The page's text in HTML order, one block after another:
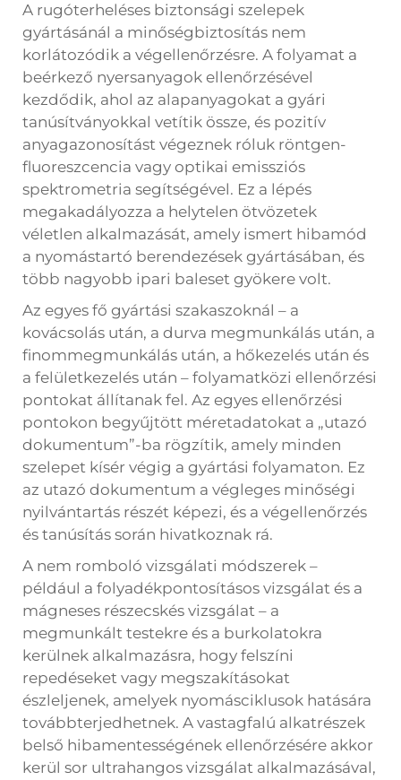
A rugóterheléses biztonsági szelepek
gyártásánál a minőségbiztosítás nem
korlátozódik a végellenőrzésre. A folyamat a
beérkező nyersanyagok ellenőrzésével
kezdődik, ahol az alapanyagokat a gyári
tanúsítványokkal vetítik össze, és pozitív
anyagazonosítást végeznek róluk röntgen-
fluoreszcencia vagy optikai emissziós
spektrometria segítségével. Ez a lépés
megakadályozza a helytelen ötvözetek
véletlen alkalmazását, amely ismert hibamód
a nyomástartó berendezések gyártásában, és
több nagyobb ipari baleset gyökere volt.
Az egyes fő gyártási szakaszoknál – a
kovácsolás után, a durva megmunkálás után, a
finommegmunkálás után, a hőkezelés után és
a felületkezelés után – folyamatközi ellenőrzési
pontokat állítanak fel. Az egyes ellenőrzési
pontokon begyűjtött méretadatokat a „utazó
dokumentum”-ba rögzítik, amely minden
szelepet kísér végig a gyártási folyamaton. Ez
az utazó dokumentum a végleges minőségi
nyilvántartás részét képezi, és a végellenőrzés
és tanúsítás során hivatkoznak rá.
A nem romboló vizsgálati módszerek –
például a folyadékpontosításos vizsgálat és a
mágneses részecskés vizsgálat – a
megmunkált testekre és a burkolatokra
kerülnek alkalmazásra, hogy felszíni
repedéseket vagy megszakításokat
észleljenek, amelyek nyomásciklusok hatására
továbbterjedhetnek. A vastagfalú alkatrészek
belső hibamentességének ellenőrzésére akkor
kerül sor ultrahangos vizsgálat alkalmazásával,